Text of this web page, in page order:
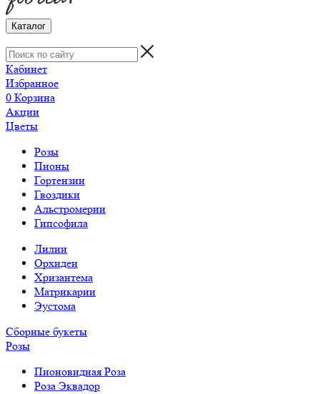
Каталог
Кабинет
Избранное
0 Корзина
Акции
Цветы
Розы
Пионы
Гортензии
Гвоздики
Альстромерии
Гипсофила
Лилии
Орхидеи
Хризантема
Матрикарии
Эустома
Сборные букеты
Розы
Пионовидная Роза
Роза Эквадор